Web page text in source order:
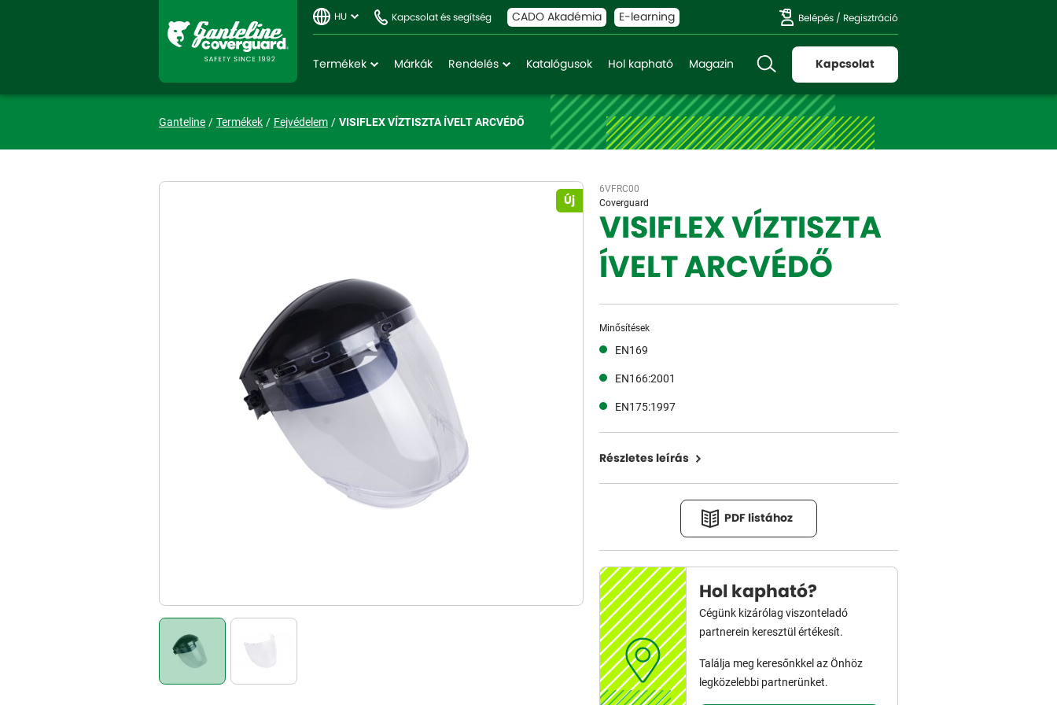
HU Kapcsolat és segítség CADO Akadémia E-learning Belépés / Regisztráció
Termékek Márkák Rendelés Katalógusok Hol kapható Magazin Kapcsolat
Ganteline Termékek Fejvédelem VISIFLEX VÍZTISZTA ÍVELT ARCVÉDŐ
Új
6VFRC00
Coverguard
VISIFLEX VÍZTISZTA
ÍVELT ARCVÉDŐ
Minősítések
EN169
EN166:2001
EN175:1997
Részletes leírás
PDF listához
Hol kapható?
Cégünk kizárólag viszonteladó
partnerein keresztül értékesít.
Találja meg keresőnkkel az Önhöz
legközelebbi partnerünket.